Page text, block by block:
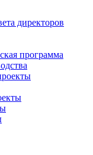
директоров
программа